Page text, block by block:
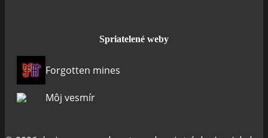
Spriatelené weby
Forgotten mines
Môj vesmír